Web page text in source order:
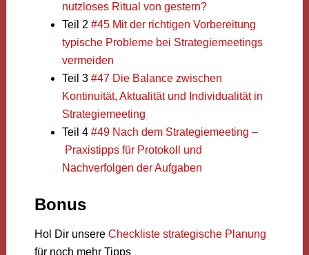
nutzloses Ritual von gestern?
Teil 2 #45 Mit der richtigen Vorbereitung
typische Probleme bei Strategiemeetings
vermeiden
Teil 3 #47 Die Balance zwischen
Kontinuität, Aktualität und Individualität in
Strategiemeeting
Teil 4 #49 Nach dem Strategiemeeting –
Praxistipps für Protokoll und
Nachverfolgen der Aufgaben
Bonus
Hol Dir unsere Checkliste strategische Planung
für noch mehr Tipps